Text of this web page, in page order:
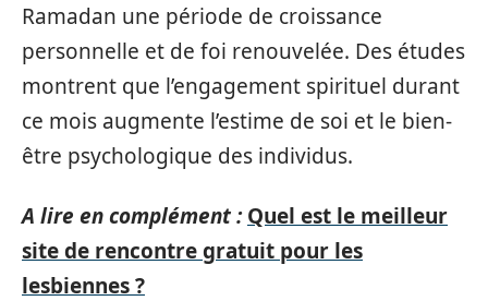
Ramadan une période de croissance
personnelle et de foi renouvelée. Des études
montrent que l’engagement spirituel durant
ce mois augmente l’estime de soi et le bien-
être psychologique des individus.
A lire en complément : Quel est le meilleur
site de rencontre gratuit pour les
lesbiennes ?